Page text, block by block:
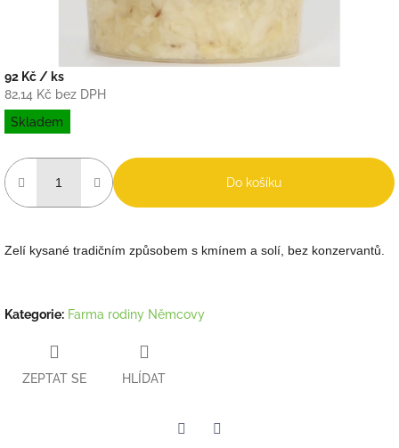
92 Kč / ks
82,14 Kč bez DPH
Měrná
cena:
Skladem
Do košíku
Zelí kysané tradičním způsobem s kmínem a solí, bez konzervantů.
Kategorie: Farma rodiny Němcovy
ZEPTAT SE HLÍDAT